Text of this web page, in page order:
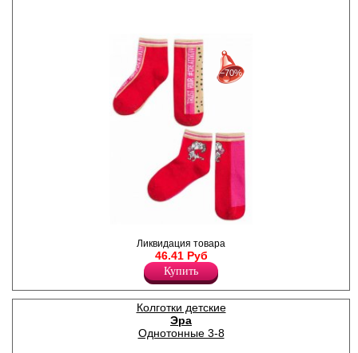
принтом (2 пары).
Лайкра 3%
Хлопок 76%
Полиэстер 21%
с 22-07-2026 по 28-07-2026
с 29-07-2026 по 04-08-2026
с 05-08-2026 по 11-08-2026
−70%
Ликвидация товара
46.41 Руб
Купить
Колготки детские
Эра
Однотонные 3-8